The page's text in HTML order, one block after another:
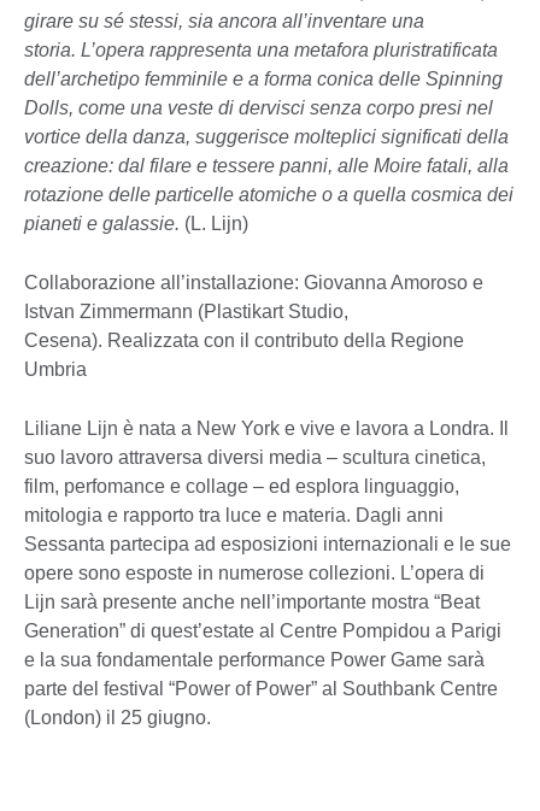
girare su sé stessi, sia ancora all’inventare una
storia. L’opera rappresenta una metafora pluristratificata
dell’archetipo femminile e a forma conica delle Spinning
Dolls, come una veste di dervisci senza corpo presi nel
vortice della danza, suggerisce molteplici significati della
creazione: dal filare e tessere panni, alle Moire fatali, alla
rotazione delle particelle atomiche o a quella cosmica dei
pianeti e galassie. (L. Lijn)
Collaborazione all’installazione: Giovanna Amoroso e
Istvan Zimmermann (Plastikart Studio,
Cesena). Realizzata con il contributo della Regione
Umbria
Liliane Lijn è nata a New York e vive e lavora a Londra. Il
suo lavoro attraversa diversi media – scultura cinetica,
film, perfomance e collage – ed esplora linguaggio,
mitologia e rapporto tra luce e materia. Dagli anni
Sessanta partecipa ad esposizioni internazionali e le sue
opere sono esposte in numerose collezioni. L’opera di
Lijn sarà presente anche nell’importante mostra “Beat
Generation” di quest’estate al Centre Pompidou a Parigi
e la sua fondamentale performance Power Game sarà
parte del festival “Power of Power” al Southbank Centre
(London) il 25 giugno.